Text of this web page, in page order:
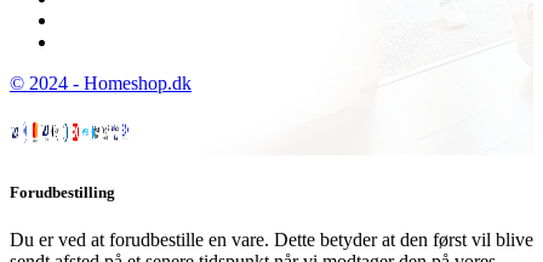
© 2024 - Homeshop.dk
Forudbestilling
Du er ved at forudbestille en vare. Dette betyder at den først vil blive